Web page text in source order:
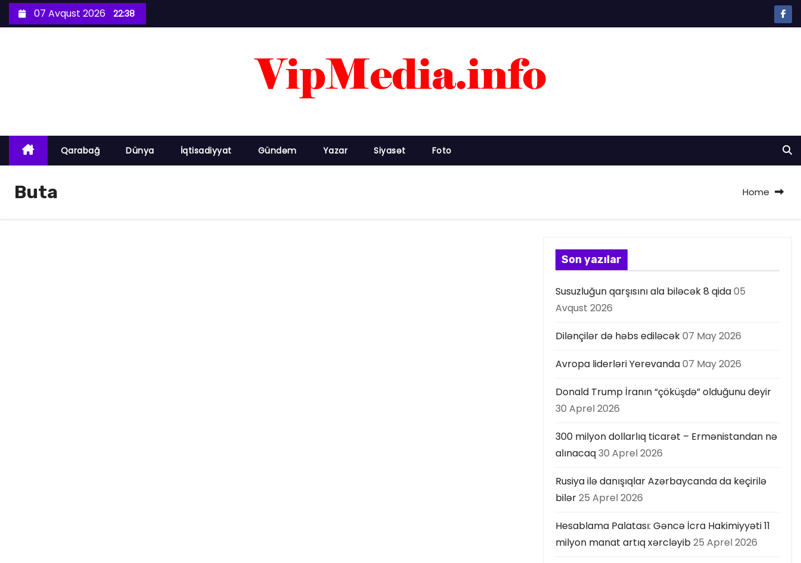
k
07 Avqust 2026 22:38
Qarabağ Dünya İqtisadiyyat Gündəm Yazar Siyasət Foto
Buta Home
Son yazılar
Susuzluğun qarşısını ala biləcək 8 qida05
Avqust 2026
Dilənçilər də həbs ediləcək07 May 2026
Avropa liderləri Yerevanda07 May 2026
Donald Trump İranın “çöküşdə” olduğunu deyir
30 Aprel 2026
300 milyon dollarlıq ticarət – Ermənistandan nə
alınacaq30 Aprel 2026
Rusiya ilə danışıqlar Azərbaycanda da keçirilə
bilər25 Aprel 2026
Hesablama Palatası: Gəncə İcra Hakimiyyəti 11
milyon manat artıq xərcləyib25 Aprel 2026